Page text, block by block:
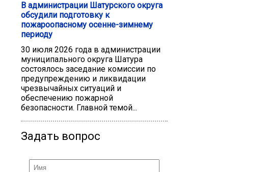
В администрации Шатурского округа
обсудили подготовку к
пожароопасному осенне-зимнему
периоду
30 июля 2026 года в администрации
муниципального округа Шатура
состоялось заседание комиссии по
предупреждению и ликвидации
чрезвычайных ситуаций и
обеспечению пожарной
безопасности. Главной темой...
Задать вопрос